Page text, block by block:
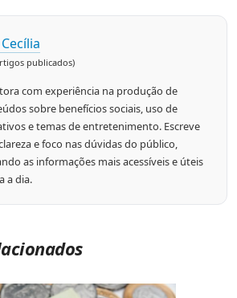
publicados)
com experiência na produção de
sobre benefícios sociais, uso de
e temas de entretenimento. Escreve
e foco nas dúvidas do público,
as informações mais acessíveis e úteis
a dia.